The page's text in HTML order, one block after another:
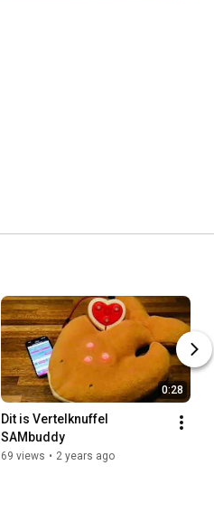
0:28
Dit is Vertelknuffel
SAMbuddy
69 views • 2 years ago